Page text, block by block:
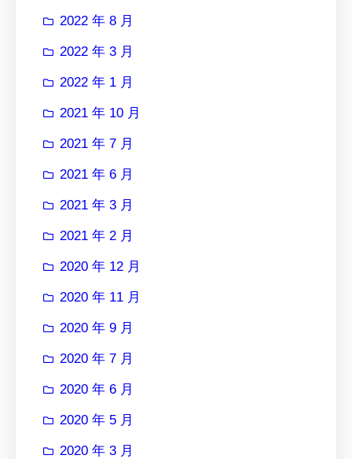
2022 年 8 月
2022 年 3 月
2022 年 1 月
2021 年 10 月
2021 年 7 月
2021 年 6 月
2021 年 3 月
2021 年 2 月
2020 年 12 月
2020 年 11 月
2020 年 9 月
2020 年 7 月
2020 年 6 月
2020 年 5 月
2020 年 3 月